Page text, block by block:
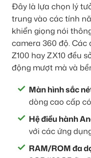
Đây là lựa chọn lý
trung vào các tính
khiển giọng nói
camera 360 độ. Các
Z100 hay ZX10 đều
động mượt mà và
Màn hình sắc
dòng cao cấp
Hệ điều hành
với các ứng
RAM/ROM đa